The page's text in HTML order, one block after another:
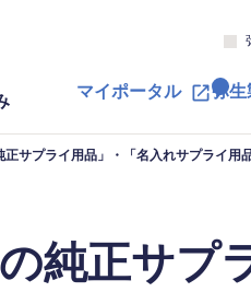
マイポータル 弥
正サプライ用品」・「名入れサプライ用
の純正サ